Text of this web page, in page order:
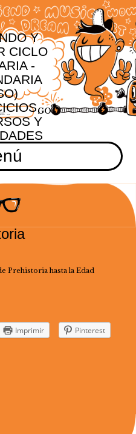
Y
CICLO
-
Y
Prehistoria hasta la Edad
Imprimir Pinterest